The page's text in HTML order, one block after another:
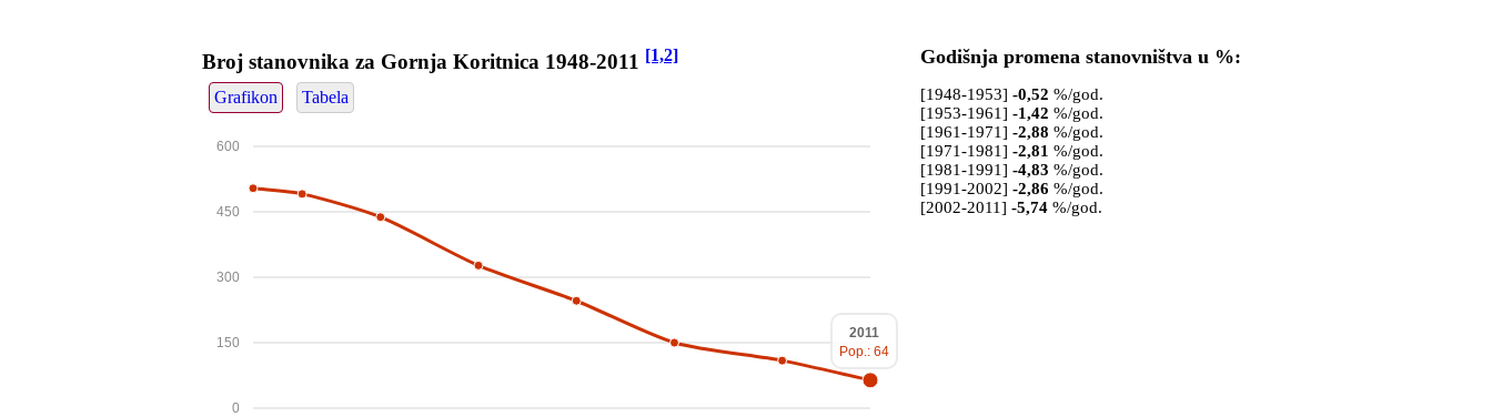
Broj stanovnika za Gornja Koritnica 1948-2011 [1,2]
Grafikon Tabela
0
150
300
450
600
2011
Pop.: 64
Godišnja promena stanovništva u %:
[1948-1953] -0,52 %/god.
[1953-1961] -1,42 %/god.
[1961-1971] -2,88 %/god.
[1971-1981] -2,81 %/god.
[1981-1991] -4,83 %/god.
[1991-2002] -2,86 %/god.
[2002-2011] -5,74%/god.